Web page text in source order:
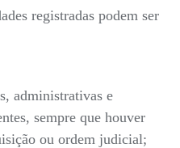
registradas podem ser
administrativas e
sempre que houver
ou ordem judicial;